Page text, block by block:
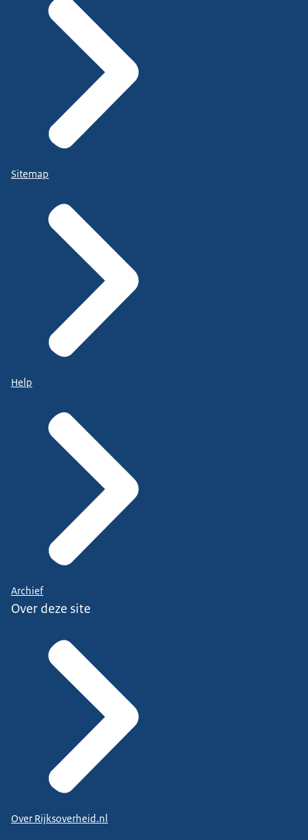
Sitemap
Help
Archief
Over deze site
Over Rijksoverheid.nl